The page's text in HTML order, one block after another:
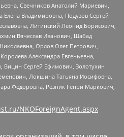
Свечников Анатолий Мариевич,
Владимировна, Подузов Сергей
Литинский Леонид Борисович,
Вячеслав Иванович, Шабад
Орлов Олег Петрович,
Александра Евгеньевна,
Вицин Сергей Ефимович, Золотухин
Локшина Татьяна Иосифовна,
Федоровна, Резник Генри Маркович,
NKOForeignAgent.aspx